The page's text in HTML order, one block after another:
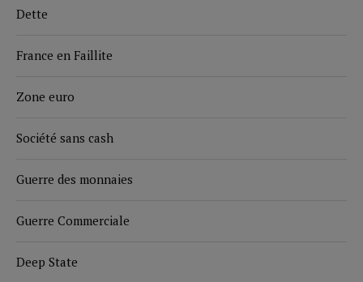
Dette
France en Faillite
Zone euro
Société sans cash
Guerre des monnaies
Guerre Commerciale
Deep State